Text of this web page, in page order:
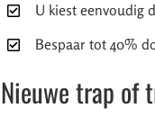
U kiest eenvoudig
Bespaar tot 40%
Nieuwe trap of